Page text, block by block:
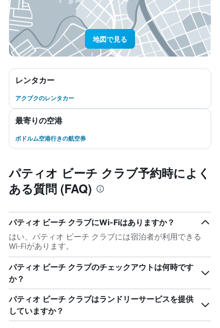
地図で見る
レンタカー
アクブクのレンタカー
最寄りの空港
ボドルム空港行きの航空券
パティオ ビーチ クラブ予約時によく
ある質問 (FAQ)
パティオ ビーチ クラブにWi-Fiはありますか？
はい、パティオ ビーチ クラブには宿泊者が利用できる
Wi-Fiがあります。
パティオ ビーチ クラブのチェックアウトは何時です
か？
パティオ ビーチ クラブはランドリーサービスを提供
していますか？